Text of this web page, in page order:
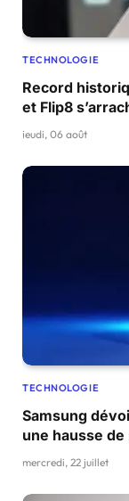
TECHNOLOGIE
Record
et Flip8
jeudi, 06 août
TECHNOLOGIE
Samsung
une hausse
mercredi, 22 juillet